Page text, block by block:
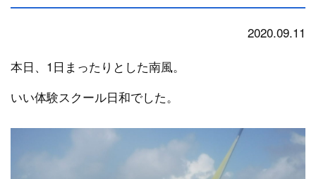
2020.09.11
本日、1日まったりとした南風。
いい体験スクール日和でした。